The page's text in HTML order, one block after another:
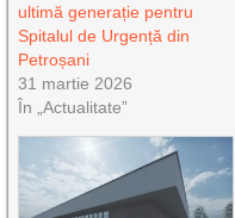
ultimă generație pentru
Spitalul de Urgență din
Petroșani
31 martie 2026
În „Actualitate”